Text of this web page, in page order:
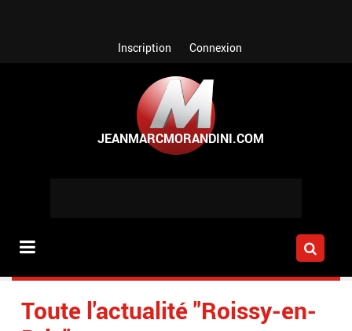
Inscription Connexion
Toute l'actualité "Roissy-en-